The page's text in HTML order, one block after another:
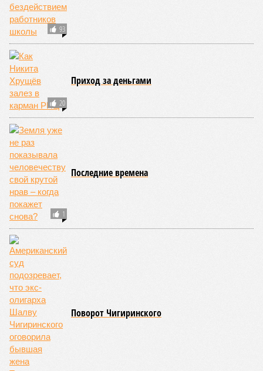
93
20
Приход за деньгами
1
Последние времена
Поворот Чигиринского